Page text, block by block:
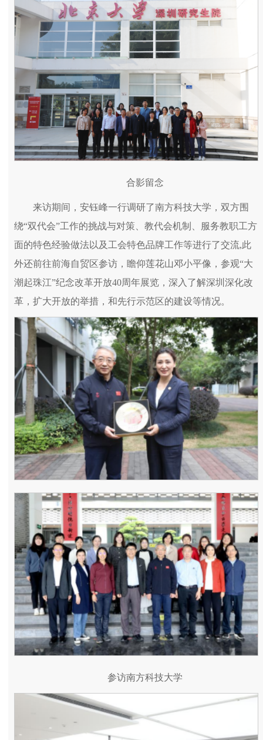
合影留念
来访期间，安钰峰一行调研了南方科技大学，双方围
绕“双代会”工作的挑战与对策、教代会机制、服务教职工方
面的特色经验做法以及工会特色品牌工作等进行了交流,此
外还前往前海自贸区参访，瞻仰莲花山邓小平像，参观“大
潮起珠江”纪念改革开放40周年展览，深入了解深圳深化改
革，扩大开放的举措，和先行示范区的建设等情况。
参访南方科技大学